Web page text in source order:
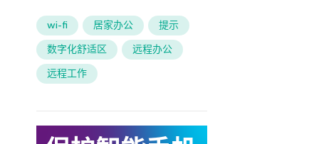
wi-fi 居家办公
提示
数字化舒适区
远程办公
远程工作